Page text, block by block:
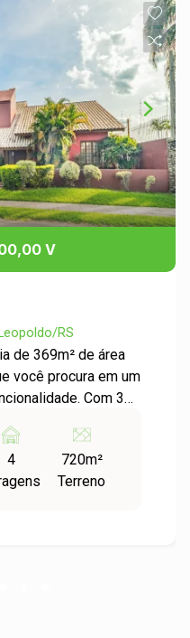
V
RS
de 369m² de área
você procura em um
Com 3
você terá o
momentos de
ainda com um
oferece
4
720m²
Terreno